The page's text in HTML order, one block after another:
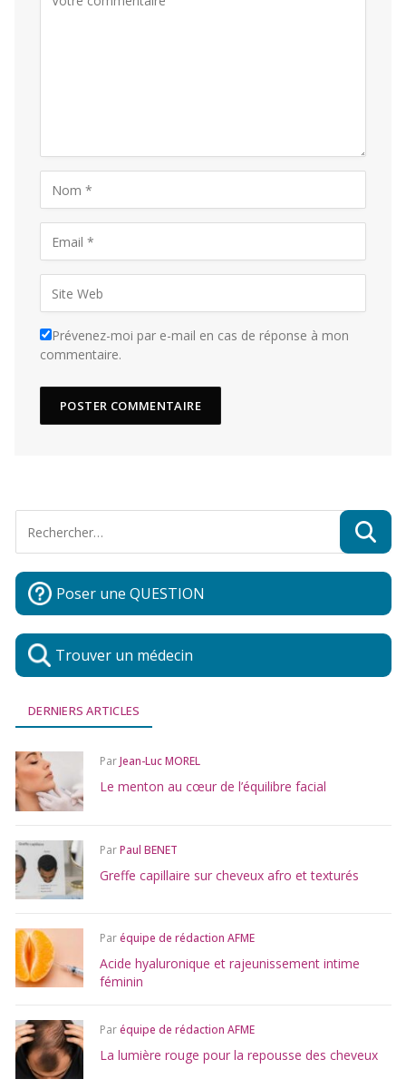
Prévenez-moi par e-mail en cas de réponse à mon
commentaire.
Poser une QUESTION
Trouver un médecin
DERNIERS ARTICLES
ParJean-Luc MOREL
Le menton au cœur de l’équilibre facial
ParPaul BENET
Greffe capillaire sur cheveux afro et texturés
Paréquipe de rédaction AFME
Acide hyaluronique et rajeunissement intime
féminin
Paréquipe de rédaction AFME
La lumière rouge pour la repousse des cheveux